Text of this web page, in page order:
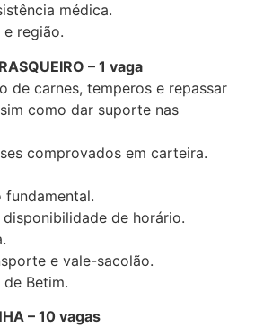
médica.
região.
– 1 vaga
de carnes, temperos e repassar
como dar suporte nas
comprovados em carteira.
fundamental.
de horário.
e vale-sacolão.
Betim.
– 10 vagas